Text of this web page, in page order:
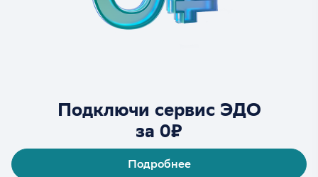
Подключи сервис ЭДО
за 0₽
Подробнее